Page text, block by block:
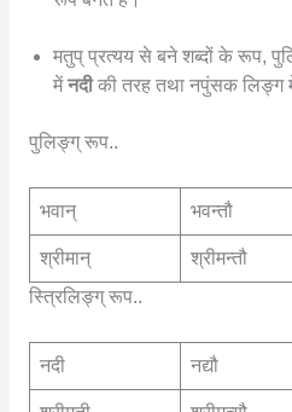
मतुप् प्रत्यय से बने शब्दों के रूप,
मेंनदीकी तरह तथा नपुंसक लिङ्ग
पुलिङ्ग् रूप..
भवान् भवन्तौ
श्रीमान् श्रीमन्तौ
स्त्रिलिङ्ग् रूप..
नदी नद्यौ